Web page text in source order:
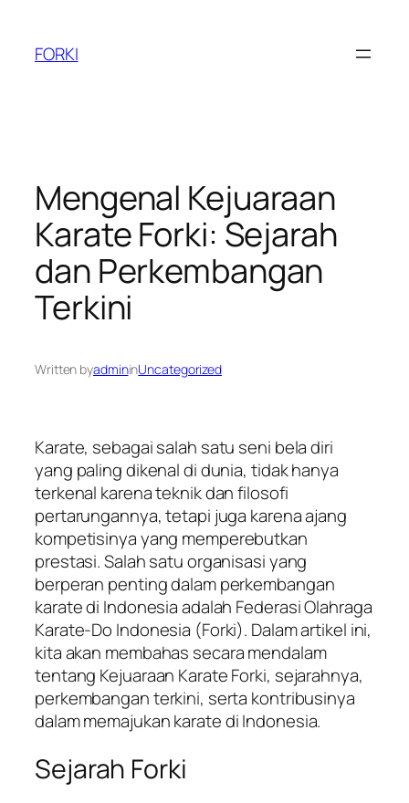
content
FORKI
Mengenal Kejuaraan
Karate Forki: Sejarah
dan Perkembangan
Terkini
Written byadmininUncategorized
Karate, sebagai salah satu seni bela diri
yang paling dikenal di dunia, tidak hanya
terkenal karena teknik dan filosofi
pertarungannya, tetapi juga karena ajang
kompetisinya yang memperebutkan
prestasi. Salah satu organisasi yang
berperan penting dalam perkembangan
karate di Indonesia adalah Federasi Olahraga
Karate-Do Indonesia (Forki). Dalam artikel ini,
kita akan membahas secara mendalam
tentang Kejuaraan Karate Forki, sejarahnya,
perkembangan terkini, serta kontribusinya
dalam memajukan karate di Indonesia.
Sejarah Forki